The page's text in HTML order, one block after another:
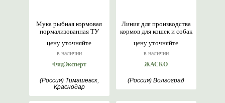
цену уточняйте
в наличии
Мука рыбная кормовая
нормализованная ТУ
ФидЭксперт
(Россия) Тимашевск,
Краснодар
цену уточняйте
в наличии
Линия для производства
кормов для кошек и собак
ЖАСКО
(Россия) Волгоград